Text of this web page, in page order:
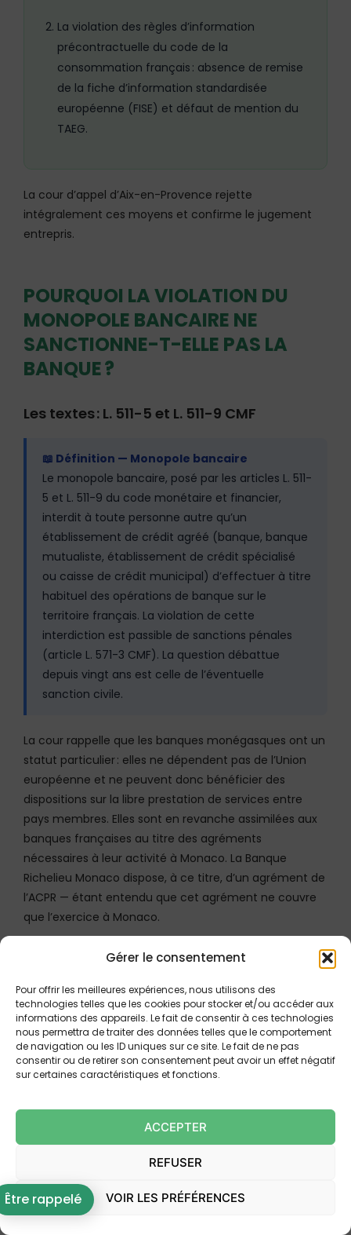
Gérer le consentement
Pour offrir les meilleures expériences, nous utilisons des
technologies telles que les cookies pour stocker et/ou accéder aux
informations des appareils. Le fait de consentir à ces technologies
nous permettra de traiter des données telles que le comportement
de navigation ou les ID uniques sur ce site. Le fait de ne pas
consentir ou de retirer son consentement peut avoir un effet négatif
sur certaines caractéristiques et fonctions.
ACCEPTER
REFUSER
VOIR LES PRÉFÉRENCES
La violation des règles d’information
précontractuelle du code de la
consommation français : absence de remise
de la fiche d’information standardisée
européenne (FISE) et défaut de mention du
TAEG.
La cour d’appel d’Aix-en-Provence rejette
intégralement ces moyens et confirme le jugement
entrepris.
POURQUOI LA VIOLATION DU
MONOPOLE BANCAIRE NE
SANCTIONNE-T-ELLE PAS LA
BANQUE ?
Les textes : L. 511-5 et L. 511-9 CMF
📖 Définition — Monopole bancaire
Le monopole bancaire, posé par les articles L. 511-
5 et L. 511-9 du code monétaire et financier,
interdit à toute personne autre qu’un
établissement de crédit agréé (banque, banque
mutualiste, établissement de crédit spécialisé
ou caisse de crédit municipal) d’effectuer à titre
habituel des opérations de banque sur le
territoire français. La violation de cette
interdiction est passible de sanctions pénales
(article L. 571-3 CMF). La question débattue
depuis vingt ans est celle de l’éventuelle
sanction civile.
La cour rappelle que les banques monégasques ont un
statut particulier : elles ne dépendent pas de l’Union
européenne et ne peuvent donc bénéficier des
dispositions sur la libre prestation de services entre
pays membres. Elles sont en revanche assimilées aux
banques françaises au titre des agréments
nécessaires à leur activité à Monaco. La Banque
Richelieu Monaco dispose, à ce titre, d’un agrément de
l’ACPR — étant entendu que cet agrément ne couvre
que l’exercice à Monaco.
Une jurisprudence stabilisée mais
La cour s’appuie sur deux décisions fondatrices :
Ass. plén., 4 mars 2005, n° 03-11.725: « le seul
fait qu’une opération de crédit ait été conclue
monopole bancaire n’est pas de nature à en
entraîner l’annulation ».
Cass. com., 15 juin 2022, n° 20-22.160
confirme la solution et précise qu’aucune
disposition légale ne prévoit la déchéance du
Être rappelé